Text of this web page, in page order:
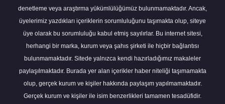
denetleme veya araştırma yükümlülüğümüz bulunmamaktadır. Ancak,
üyelerimiz yazdıkları içeriklerin sorumluluğunu taşımakta olup, siteye
üye olarak bu sorumluluğu kabul etmiş sayılırlar. Bu internet sitesi,
herhangi bir marka, kurum veya şahıs şirketi ile hiçbir bağlantısı
bulunmamaktadır. Sitede yalnızca kendi hazırladığımız makaleler
paylaşılmaktadır. Burada yer alan içerikler haber niteliği taşımamakta
olup, gerçek kurum ve kişiler hakkında paylaşım yapılmamaktadır.
Gerçek kurum ve kişiler ile isim benzerlikleri tamamen tesadüfidir.